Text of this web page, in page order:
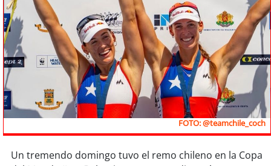
Sostenibilidad
chile
arica
soyiquique
soycalama
FOTO: @teamchile_coch
Un tremendo domingo tuvo el remo chileno en la Copa